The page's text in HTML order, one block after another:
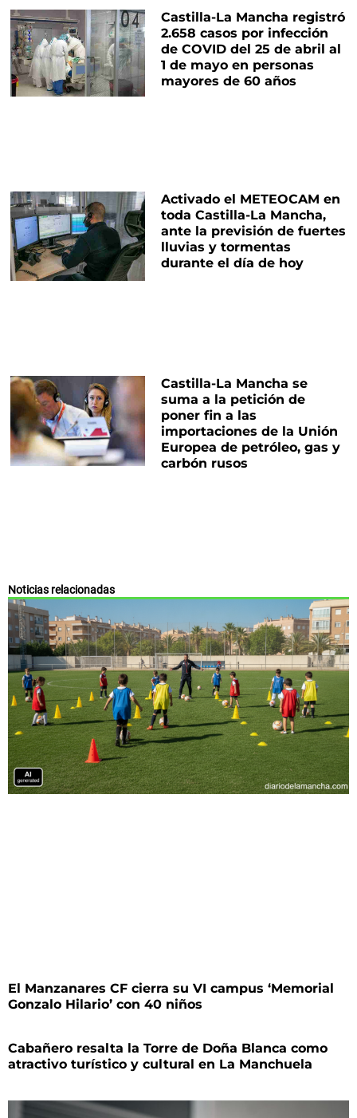
Castilla-La Mancha registró
2.658 casos por infección
de COVID del 25 de abril al
1 de mayo en personas
mayores de 60 años
Activado el METEOCAM en
toda Castilla-La Mancha,
ante la previsión de fuertes
lluvias y tormentas
durante el día de hoy
Castilla-La Mancha se
suma a la petición de
poner fin a las
importaciones de la Unión
Europea de petróleo, gas y
carbón rusos
Noticias relacionadas
El Manzanares CF cierra su VI campus ‘Memorial
Gonzalo Hilario’ con 40 niños
Cabañero resalta la Torre de Doña Blanca como
atractivo turístico y cultural en La Manchuela